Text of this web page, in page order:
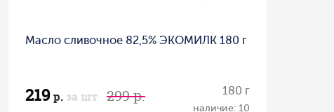
Масло сливочное 82,5% ЭКОМИЛК 180 г
219р. за шт 299 р. 180 г
наличие: 10